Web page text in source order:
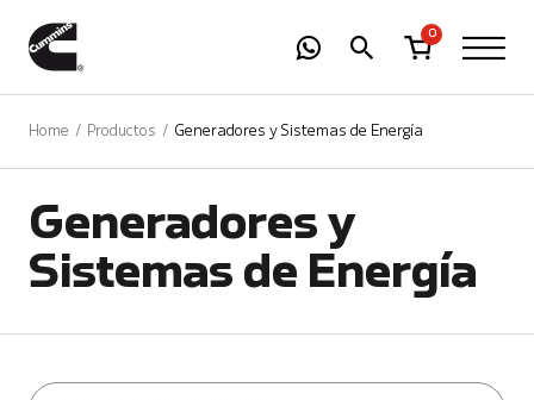
0
Home Productos Generadores y Sistemas de Energía
Generadores y
Sistemas de Energía